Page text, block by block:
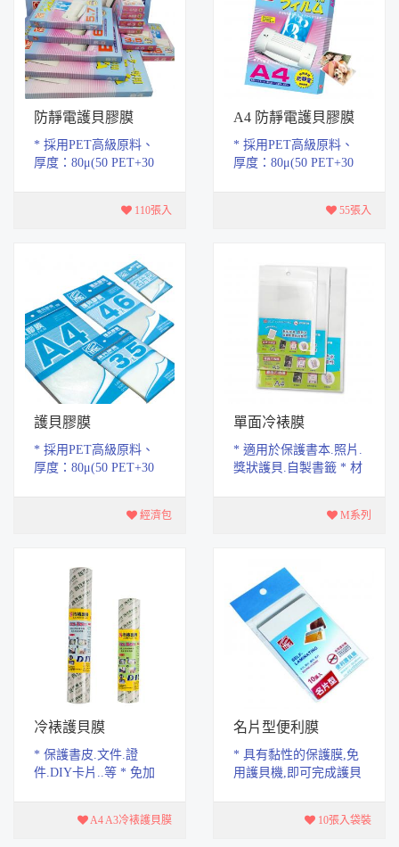
防靜電護貝膠膜
* 採用PET高級原料、
厚度：80μ(50 PET+30
CNS15503 事務文具安110張入
A4 防靜電護貝膠膜
* 採用PET高級原料、
厚度：80μ(50 PET+30
CNS15503 事務文具安55張入
護貝膠膜
* 採用PET高級原料、
厚度：80μ(50 PET+30
(無塑化劑，無重金...經濟包
單面冷裱膜
* 適用於保護書本.照片.
獎狀護貝.自製書籤 * 材
M系列
冷裱護貝膜
* 保護書皮.文件.證
件.DIY卡片..等 * 免加
* 材質 OPP...A4 A3冷裱護貝膜
名片型便利膜
* 具有黏性的保護膜,免
用護貝機,即可完成護貝
證件.名片......
10張入袋裝